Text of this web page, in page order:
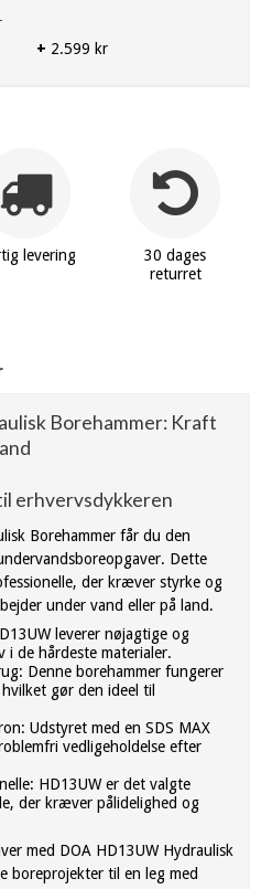
+ 2.599 kr
levering
30 dages
returret
Borehammer: Kraft
erhvervsdykkeren
Borehammer får du den
Dette
der kræver styrke og
under vand eller på land.
leverer nøjagtige og
i de hårdeste materialer.
Denne borehammer fungerer
gør den ideel til
Udstyret med en SDS MAX
vedligeholdelse efter
HD13UW er det valgte
der kræver pålidelighed og
med DOA HD13UW Hydraulisk
boreprojekter til en leg med